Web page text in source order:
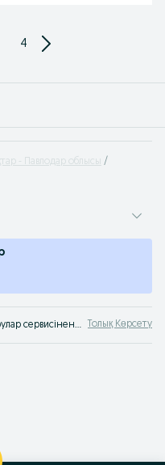
4
- Павлодар облысы
Мысық сату Аксу. OLX Аксу хабарландырулар сервисінен мысықты оңай әрі тез сатып алуға болады. Дәл қазір дос тауып ал! Толық Көрсету